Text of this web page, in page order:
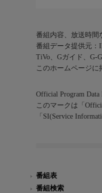
番組内容、放送時間
番組データ提供元：
TiVo、Gガイド、G-
このホームページに
Official Program
このマークは「
「SI(Service
番組表
番組検索